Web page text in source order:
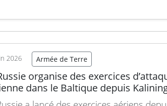
2026 Armée de Terre
organise des exercices
dans le Baltique depuis